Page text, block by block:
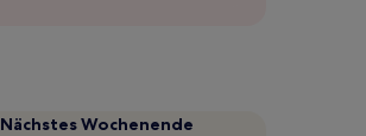
Nächstes Wochenende